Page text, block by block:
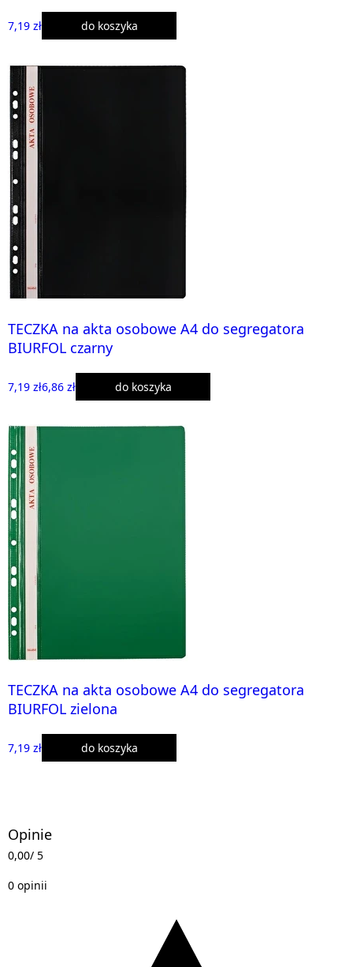
7,19 zł do koszyka
TECZKA na akta osobowe A4 do segregatora
BIURFOL czarny
7,19 zł6,86 zł do koszyka
TECZKA na akta osobowe A4 do segregatora
BIURFOL zielona
7,19 zł do koszyka
Opinie
0,00/ 5
0 opinii